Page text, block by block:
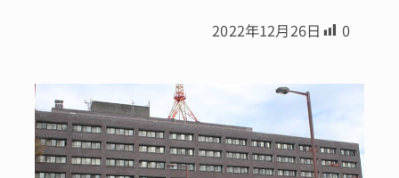
2022年12月26日 0